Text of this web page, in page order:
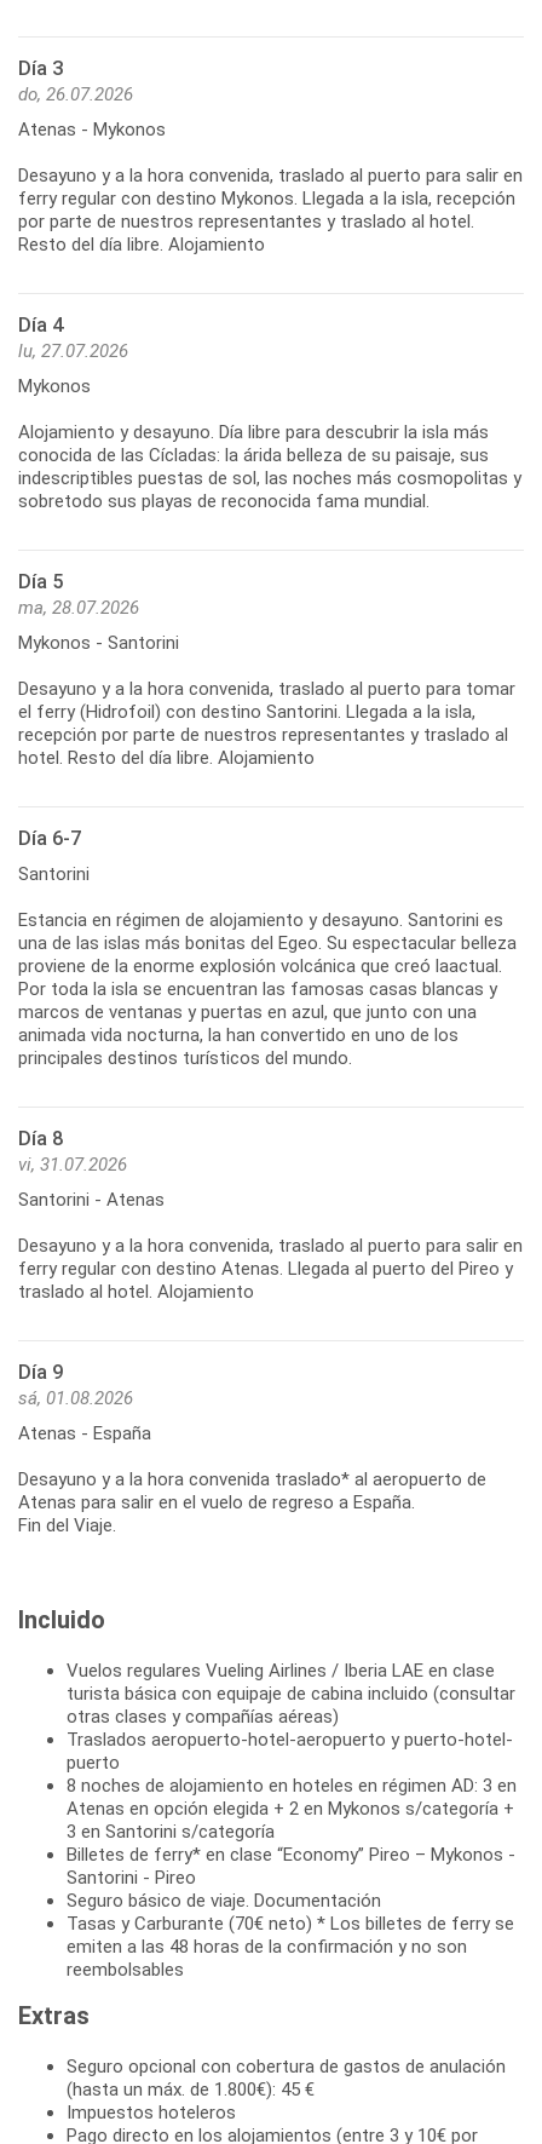
Día 3
do, 26.07.2026
Atenas - Mykonos
Desayuno y a la hora convenida, traslado al puerto para salir en
ferry regular con destino Mykonos. Llegada a la isla, recepción
por parte de nuestros representantes y traslado al hotel.
Resto del día libre. Alojamiento
Día 4
lu, 27.07.2026
Mykonos
Alojamiento y desayuno. Día libre para descubrir la isla más
conocida de las Cícladas: la árida belleza de su paisaje, sus
indescriptibles puestas de sol, las noches más cosmopolitas y
sobretodo sus playas de reconocida fama mundial.
Día 5
ma, 28.07.2026
Mykonos - Santorini
Desayuno y a la hora convenida, traslado al puerto para tomar
el ferry (Hidrofoil) con destino Santorini. Llegada a la isla,
recepción por parte de nuestros representantes y traslado al
hotel. Resto del día libre. Alojamiento
Día 6-7
Santorini
Estancia en régimen de alojamiento y desayuno. Santorini es
una de las islas más bonitas del Egeo. Su espectacular belleza
proviene de la enorme explosión volcánica que creó laactual.
Por toda la isla se encuentran las famosas casas blancas y
marcos de ventanas y puertas en azul, que junto con una
animada vida nocturna, la han convertido en uno de los
principales destinos turísticos del mundo.
Día 8
vi, 31.07.2026
Santorini - Atenas
Desayuno y a la hora convenida, traslado al puerto para salir en
ferry regular con destino Atenas. Llegada al puerto del Pireo y
Día 9
sá, 01.08.2026
Atenas - España
Desayuno y a la hora convenida traslado* al aeropuerto de
Atenas para salir en el vuelo de regreso a España.
Fin del Viaje.
Incluido
Vuelos regulares Vueling Airlines / Iberia LAE en clase
turista básica con equipaje de cabina incluido (consultar
otras clases y compañías aéreas)
Traslados aeropuerto-hotel-aeropuerto y puerto-hotel-
puerto
8 noches de alojamiento en hoteles en régimen AD: 3 en
Atenas en opción elegida + 2 en Mykonos s/categoría +
3 en Santorini s/categoría
Billetes de ferry* en clase “Economy” Pireo – Mykonos -
Santorini - Pireo
Seguro básico de viaje. Documentación
Tasas y Carburante (70€ neto) * Los billetes de ferry se
emiten a las 48 horas de la confirmación y no son
reembolsables
Extras
Seguro opcional con cobertura de gastos de anulación
(hasta un máx. de 1.800€): 45 €
Impuestos hoteleros
Pago directo en los alojamientos (entre 3 y 10€ por